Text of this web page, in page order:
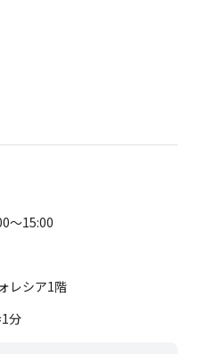
すのでお着替えもできま
～15:00
レシア1階
分